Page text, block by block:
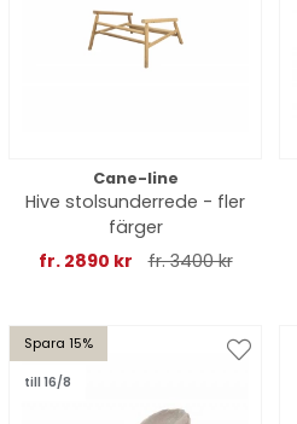
Cane-line
Hive stolsunderrede - fler
färger
fr. 2890 kr
fr. 3400 kr
Spara 15%
till 16/8